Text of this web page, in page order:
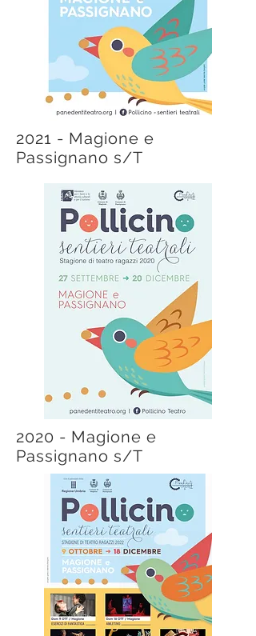
2021 - Magione e
Passignano s/T
2020 - Magione e
Passignano s/T